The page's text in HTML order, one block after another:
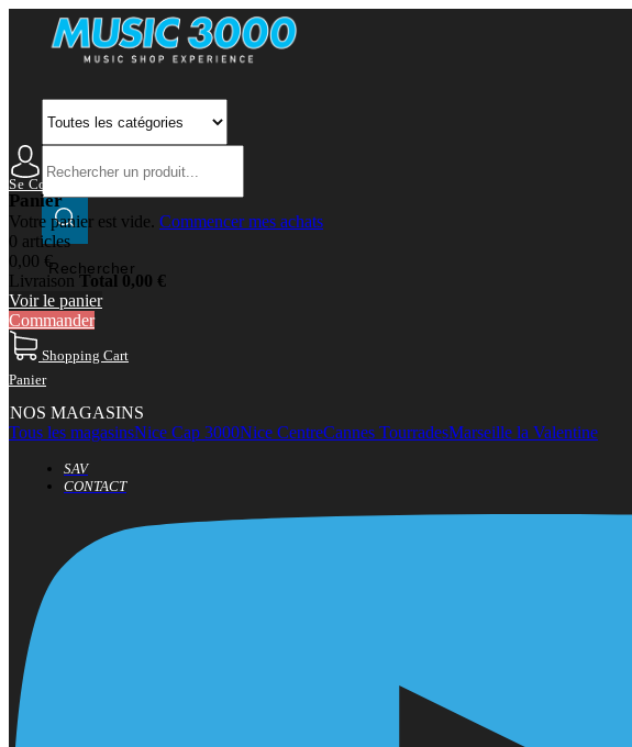
Rechercher
Se Connecter Mon Compte
Panier
Votre panier est vide. Commencer mes achats
0 articles
0,00 €
Livraison Total 0,00 €
Voir le panier
Commander
Shopping Cart
Panier
NOS MAGASINS
Tous les magasinsNice Cap 3000Nice CentreCannes TourradesMarseille la Valentine
SAV
CONTACT